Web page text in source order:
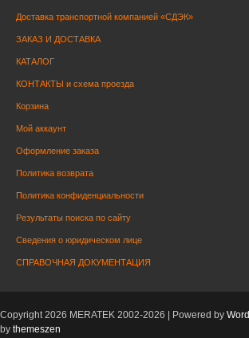
Доставка транспортной компанией «СДЭК»
ЗАКАЗ И ДОСТАВКА
КАТАЛОГ
КОНТАКТЫ и схема проезда
Корзина
Мой аккаунт
Оформление заказа
Политика возврата
Политика конфиденциальности
Результаты поиска по сайту
Сведения о юридическом лице
СПРАВОЧНАЯ ДОКУМЕНТАЦИЯ
Copyright 2026 MERATEK 2002-2026 | Powered by
by themeszen